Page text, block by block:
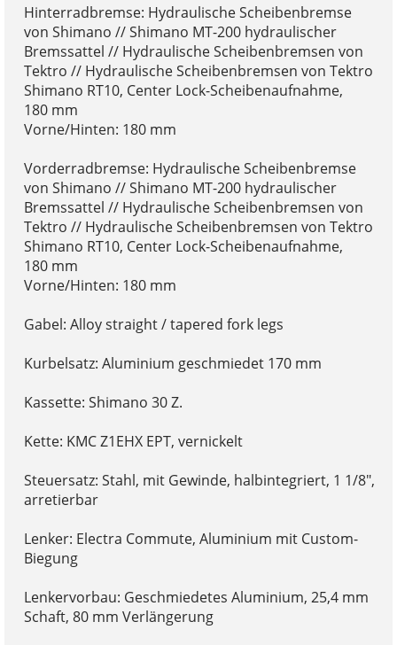
Hinterradbremse: Hydraulische Scheibenbremse
von Shimano // Shimano MT-200 hydraulischer
Bremssattel // Hydraulische Scheibenbremsen von
Tektro // Hydraulische Scheibenbremsen von Tektro
Shimano RT10, Center Lock-Scheibenaufnahme,
180 mm
Vorne/Hinten: 180 mm
Vorderradbremse: Hydraulische Scheibenbremse
von Shimano // Shimano MT-200 hydraulischer
Bremssattel // Hydraulische Scheibenbremsen von
Tektro // Hydraulische Scheibenbremsen von Tektro
Shimano RT10, Center Lock-Scheibenaufnahme,
180 mm
Vorne/Hinten: 180 mm
Gabel: Alloy straight / tapered fork legs
Kurbelsatz: Aluminium geschmiedet 170 mm
Kassette: Shimano 30 Z.
Kette: KMC Z1EHX EPT, vernickelt
Steuersatz: Stahl, mit Gewinde, halbintegriert, 1 1/8",
arretierbar
Lenker: Electra Commute, Aluminium mit Custom-
Biegung
Lenkervorbau: Geschmiedetes Aluminium, 25,4 mm
Schaft, 80 mm Verlängerung